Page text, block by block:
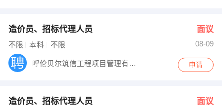
造价员、招标代理人员 面议
不限 本科 不限 08-09
呼伦贝尔筑信工程项目管理有限公司 申请
造价员、招标代理人员 面议